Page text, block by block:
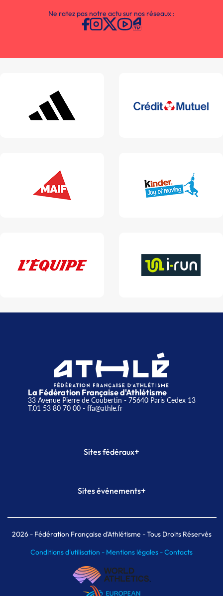
Ne ratez pas notre actu sur nos réseaux :
La Fédération Française d'Athlétisme
33 Avenue Pierre de Coubertin - 75640 Paris Cedex 13
T.01 53 80 70 00- ffa@athle.fr
Sites fédéraux+
Plateforme Formation
Sites événements+
Meeting de Paris indoor
MAIF Ekiden de Paris
2026- Fédération Française d'Athlétisme - Tous Droits Réservés
Conditions d'utilisation - Mentions légales -Contacts